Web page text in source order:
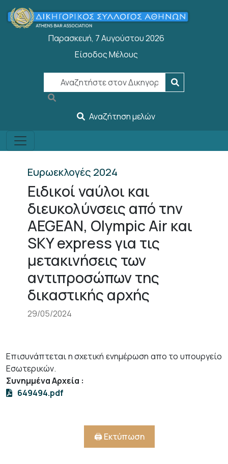
Παράκαμψη προς το κυρίως περιεχόμενο
Παρασκευή, 7 Αυγούστου 2026
User account menu
Είσοδος Μέλους
Αναζήτηση μελών
Ευρωεκλογές 2024
Ειδικοί ναύλοι και
διευκολύνσεις από την
AEGEAN, Olympic Air και
SKY express για τις
μετακινήσεις των
αντιπροσώπων της
δικαστικής αρχής
29/05/2024
Επισυνάπτεται η σχετική ενημέρωση απο το υπουργείο
Εσωτερικών.
Συνημμένα Αρχεία :
649494.pdf
🖨️ Εκτύπωση